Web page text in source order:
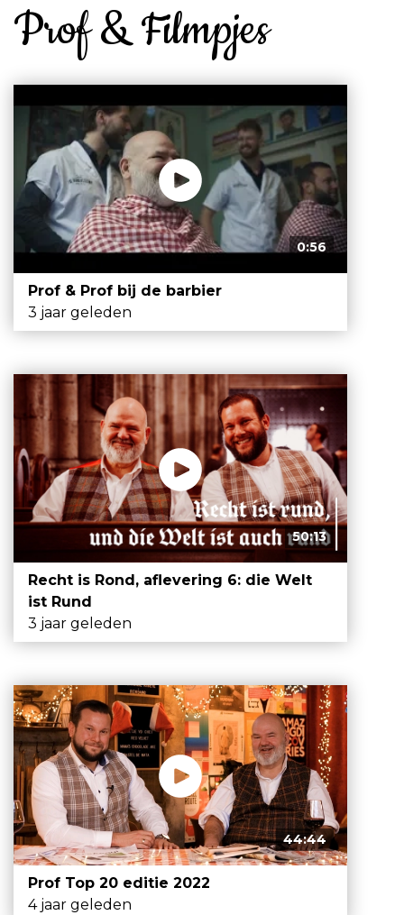
Prof & Filmpjes
0:56
Prof & Prof bij de barbier
3 jaar geleden
50:13
Recht is Rond, aflevering 6: die Welt
ist Rund
3 jaar geleden
44:44
Prof Top 20 editie 2022
4 jaar geleden